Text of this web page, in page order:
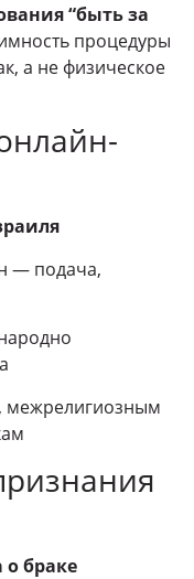
“быть за
процедуры
а не физическое
— подача,
, межрелигиозным
о браке